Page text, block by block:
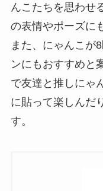
んこたちを思わせ
の表情やポーズに
また、にゃんこが
ンにもおすすめと
で友達と推しにゃ
に貼って楽しんだ
す。